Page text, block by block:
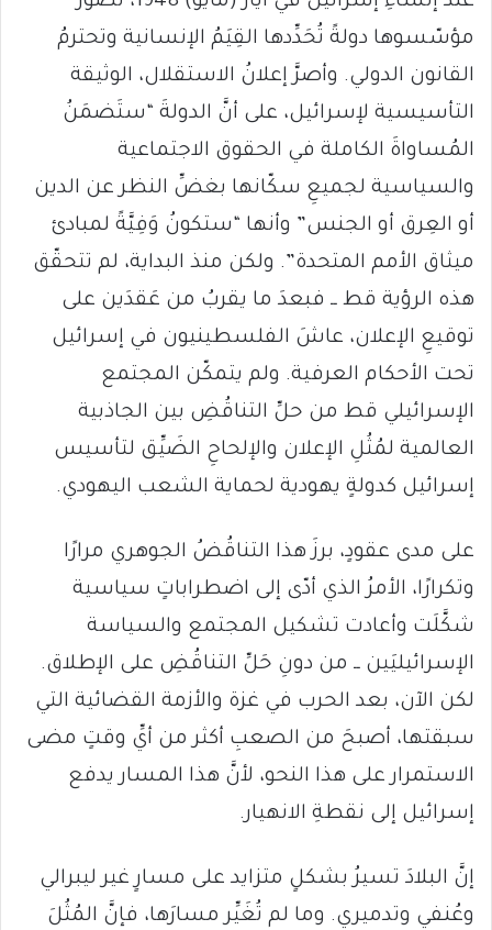
مؤسّسوها دولةً تُحَدِّدها القِيَمُ الإنسانية وتحترمُ
القانون الدولي. وأصرَّ إعلانُ الاستقلال، الوثيقة
التأسيسية لإسرائيل، على أنَّ الدولةَ “ستَضمَنُ
المُساواةَ الكاملة في الحقوق الاجتماعية
والسياسية لجميعِ سكّانها بغضِّ النظر عن الدين
أو العِرق أو الجنس” وأنها “ستكونُ وَفِيَّةً لمبادئ
ميثاق الأمم المتحدة”. ولكن منذ البداية، لم تتحقّق
هذه الرؤية قط ــ فبعدَ ما يقربُ من عَقدَين على
توقيعِ الإعلان، عاشَ الفلسطينيون في إسرائيل
تحت الأحكام العرفية. ولم يتمكّن المجتمع
الإسرائيلي قط من حلِّ التناقُضِ بين الجاذبية
العالمية لمُثُلِ الإعلان والإلحاحِ الضَيِّق لتأسيس
إسرائيل كدولةٍ يهودية لحماية الشعب اليهودي.
على مدى عقودٍ، برزَ هذا التناقُضُ الجوهري مرارًا
وتكرارًا، الأمرُ الذي أدّى إلى اضطراباتٍ سياسية
شكَّلَت وأعادت تشكيل المجتمع والسياسة
الإسرائيليَين ــ من دونِ حَلِّ التناقُضِ على الإطلاق.
لكن الآن، بعد الحرب في غزة والأزمة القضائية التي
سبقتها، أصبحَ من الصعبِ أكثر من أيِّ وقتٍ مضى
الاستمرار على هذا النحو، لأنَّ هذا المسار يدفع
إسرائيل إلى نقطةِ الانهيار.
إنَّ البلادَ تسيرُ بشكلٍ متزايد على مسارٍ غير ليبرالي
وعُنفي وتدميري. وما لم تُغَيِّر مسارَها، فإنَّ المُثُلَ